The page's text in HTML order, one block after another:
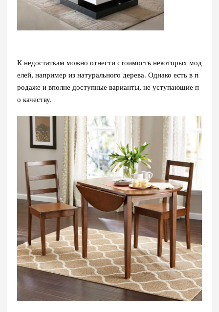
К недостаткам можно отнести стоимость некоторых мод
елей, например из натурального дерева. Однако есть в п
родаже и вполне доступные варианты, не уступающие п
о качеству.